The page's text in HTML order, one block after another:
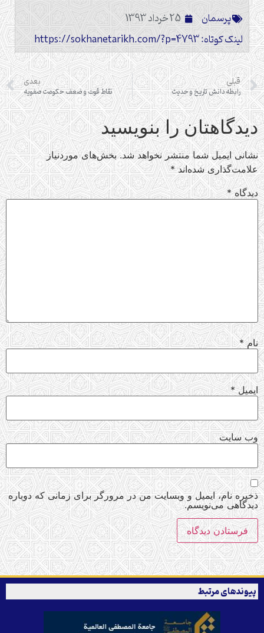
پرسمان
25 خرداد 1393
لینک کوتاه: https://sokhanetarikh.com/?p=4793
قبلی
رابطه دانش تاریخ و حدیث
بعدی
نقاط قوت و ضعف حکومت صفویه
دیدگاهتان را بنویسید
نشانی ایمیل شما منتشر نخواهد شد. بخش‌های موردنیاز
علامت‌گذاری شده‌اند*
دیدگاه*
نام*
ایمیل*
وب‌ سایت
ذخیره نام، ایمیل و وبسایت من در مرورگر برای زمانی که دوباره
دیدگاهی می‌نویسم.
پیوندهای مرتبط